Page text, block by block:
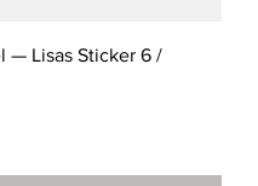
— Lisas Sticker 6 /